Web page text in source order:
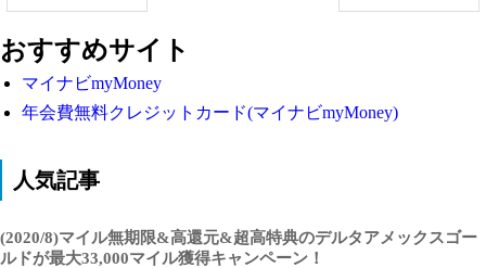
おすすめサイト
マイナビmyMoney
年会費無料クレジットカード(マイナビmyMoney)
人気記事
(2020/8)マイル無期限&高還元&超高特典のデルタアメックスゴー
ルドが最大33,000マイル獲得キャンペーン！